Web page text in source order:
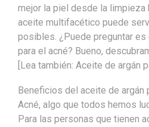
mejor la piel desde la limpieza
aceite multifacético puede
posibles. ¿Puede preguntar
para el acné? Bueno,
[Lea también: Aceite de argán
Beneficios del aceite de argán
Acné, algo que todos hemos
Para las personas que tienen